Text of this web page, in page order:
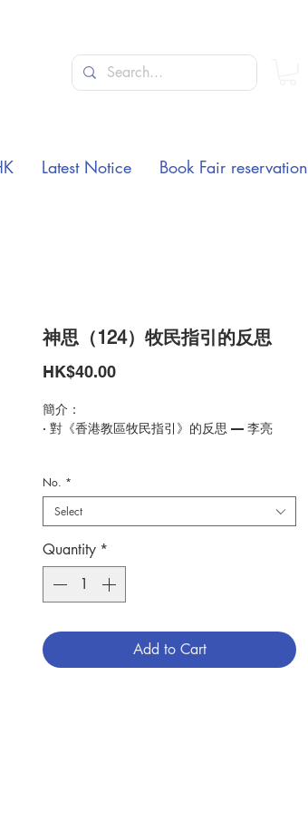
神思（124）牧民指引的反思
HK$40.00Price
簡介：
· 對《香港教區牧民指引》的反思 — 李亮
· 從落實《香港教區入門聖事牧民指引》中
「兒童及少年入門聖事」的按常規次序組織
「主日學」看培育兒童 / 少年信仰的新契
機 — 楊玉蓮
· 主日學與入門聖事 — 丘建峰
· 病人傅油及照顧病人牧民指引的反思 — 麥
嘉欣
No. *
Select
Quantity *
Add to Cart
Latest Notice Book Fair reservation